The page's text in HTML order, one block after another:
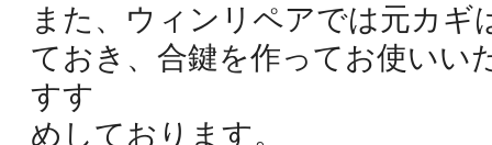
また、ウィンリペアでは元カギ
ておき、合鍵を作ってお使いい
すす
めしております。